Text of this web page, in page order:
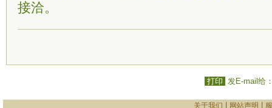
接洽。
打印 发E-mail给
关于我们 网站声明